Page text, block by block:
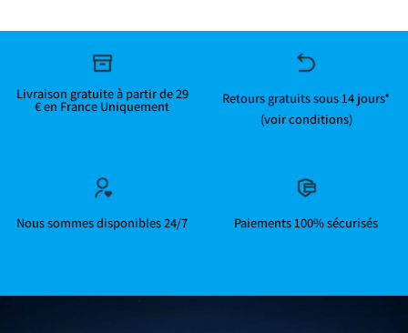
Livraison gratuite à partir de 29
€ en France Uniquement
Retours gratuits sous 14 jours*
(voir conditions)
Nous sommes disponibles 24/7 Paiements 100% sécurisés